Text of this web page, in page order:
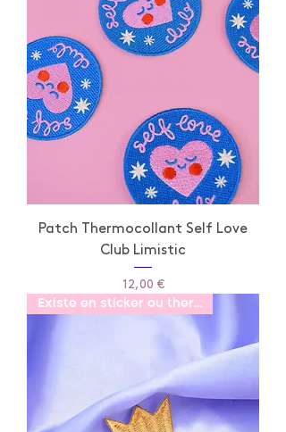
Patch Thermocollant Self Love
Club Limistic
Prix
12,00 €
Existe en sticker ou thermo